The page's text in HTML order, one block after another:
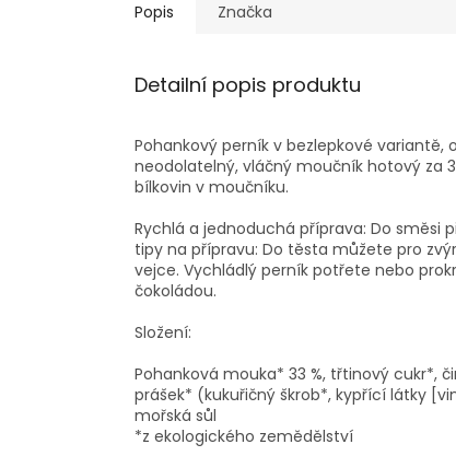
Popis Značka
Detailní popis produktu
Pohankový perník v bezlepkové
neodolatelný, vláčný moučník hotový za
bílkovin v moučníku.
Rychlá a jednoduchá příprava: Do směsi
tipy na přípravu: Do těsta můžete pro
vejce. Vychládlý perník potřete nebo
čokoládou.
Složení:
Pohanková mouka* 33 %, třtinový cukr*,
prášek* (kukuřičný škrob*, kypřící látky
mořská sůl
*z ekologického zemědělství